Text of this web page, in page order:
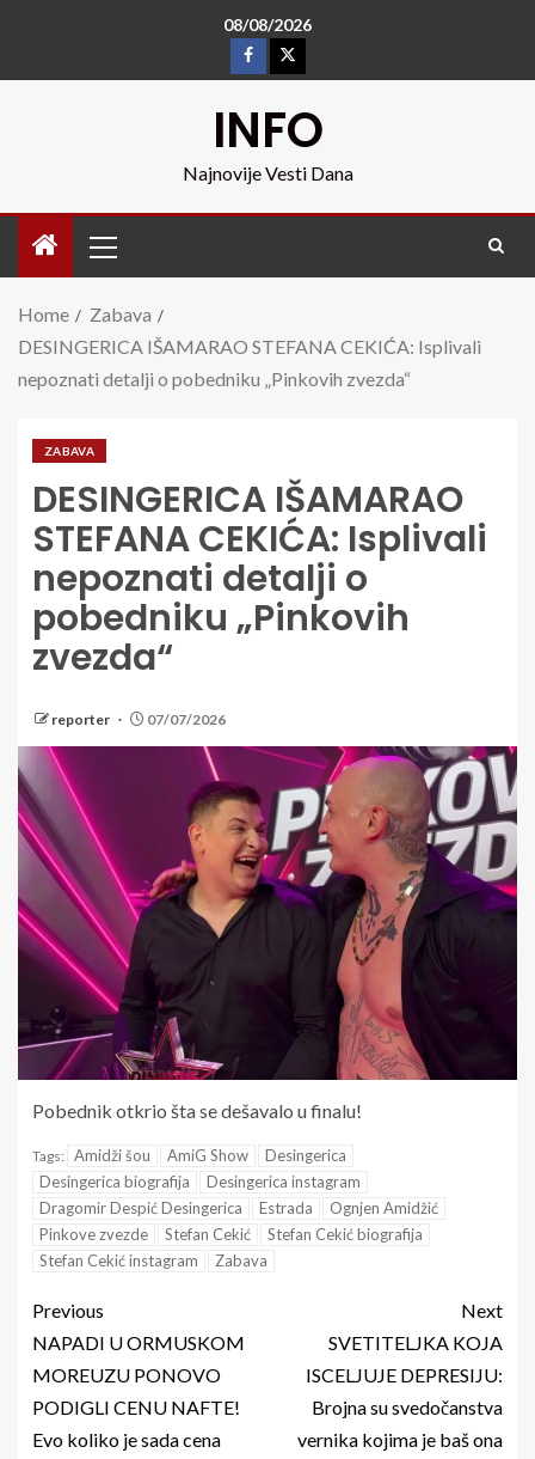
08/08/2026
INFO
Najnovije Vesti Dana
Home
Zabava
DESINGERICA IŠAMARAO STEFANA CEKIĆA: Isplivali
nepoznati detalji o pobedniku „Pinkovih zvezda“
ZABAVA
DESINGERICA IŠAMARAO
STEFANA CEKIĆA: Isplivali
nepoznati detalji o
pobedniku „Pinkovih
zvezda“
reporter 07/07/2026
Pobednik otkrio šta se dešavalo u finalu!
Tags: Amidži šou AmiG Show
Desingerica
Desingerica biografija
Desingerica instagram
Dragomir Despić Desingerica
Estrada
Ognjen Amidžić
Pinkove zvezde
Stefan Cekić
Stefan Cekić biografija
Stefan Cekić instagram
Zabava
Previous
NAPADI U ORMUSKOM
MOREUZU PONOVO
PODIGLI CENU NAFTE!
Evo koliko je sada cena
Next
SVETITELJKA KOJA
ISCELJUJE DEPRESIJU:
Brojna su svedočanstva
vernika kojima je baš ona